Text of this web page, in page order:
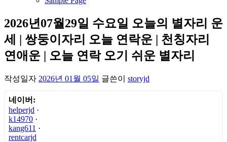
2026년07월29일 수요일 오늘의 별자리 운
세 | 쌍둥이자리 오늘 연락운 | 천칭자리
연애운 | 오늘 연락 오기 쉬운 별자리
작성일자 2026년 01월 05일 글쓴이 storyjd
네이버:
helperjd ·
k14970 ·
kang611 ·
rentcarjd